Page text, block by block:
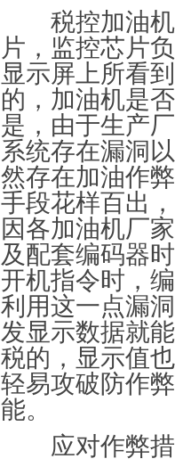
税控加油机
片，监控芯片
显示屏上所看
的，加油机是
是，由于生产
系统存在漏洞
然存在加油作
手段花样百出
因各加油机厂
及配套编码器
开机指令时，
利用这一点漏
发显示数据就
税的，显示值
轻易攻破防作
能。
应对作弊措